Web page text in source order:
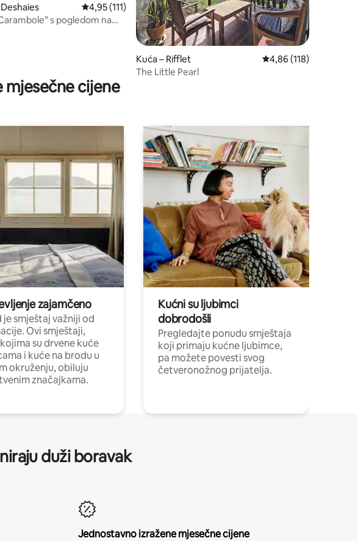
101
Prosječna ocjena: 4,95/5, recenzija: 111
4,95 (111)
s pogledom na
Kuća – Rifflet Prosječna ocjena:
4,86 (118)
The Little Pearl
mjesečne cijene
zajamčeno
je smještaj važniji od
Ovi smještaji,
su drvene kuće
i kuće na brodu u
okruženju, obiluju
značajkama.
Kućni su ljubimci
dobrodošli
Pregledajte ponudu smještaja
koji primaju kućne ljubimce,
pa možete povesti svog
četveronožnog prijatelja.
duži boravak
Jednostavno izražene mjesečne cijene